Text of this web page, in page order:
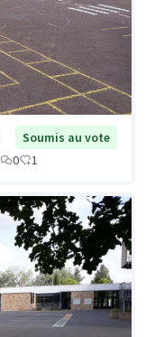
Soumis au vote
0 1